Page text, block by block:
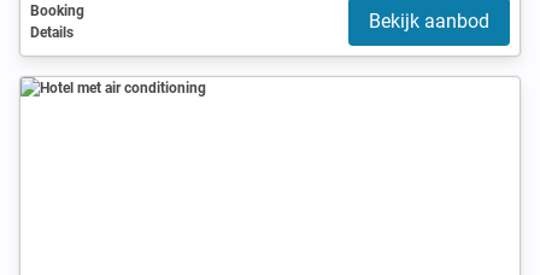
Booking
Details
Bekijk aanbod